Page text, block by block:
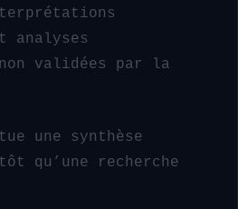
analyses
validées par la
une synthèse
qu’une recherche